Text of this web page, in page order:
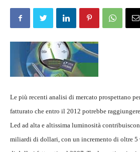
Le più recenti analisi di mercato prospettano
fatturato che entro il 2012 potrebbe
Led ad alta e altissima luminosità
miliardi di dollari, con un incremento di oltre